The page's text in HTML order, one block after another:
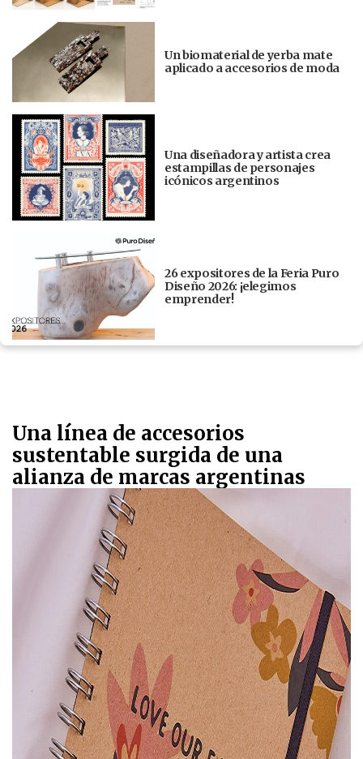
Un biomaterial de yerba mate
aplicado a accesorios de moda
Una diseñadora y artista crea
estampillas de personajes
icónicos argentinos
26 expositores de la Feria Puro
Diseño 2026: ¡elegimos
emprender!
Una línea de accesorios
sustentable surgida de una
alianza de marcas argentinas